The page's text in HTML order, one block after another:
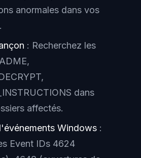
anormales dans vos
: Recherchez les
dans
affectés.
Windows :
Event IDs 4624